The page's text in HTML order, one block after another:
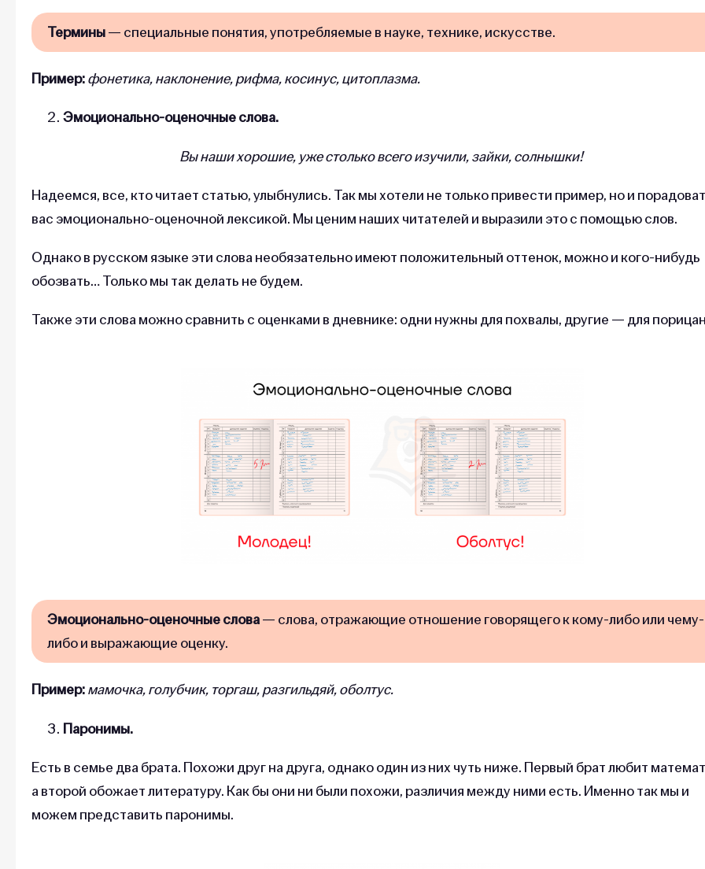
Термины— специальные понятия, употребляемые в науке, технике, искусстве.
Пример:фонетика, наклонение, рифма, косинус, цитоплазма.
Эмоционально-оценочные слова.
Вы наши хорошие, уже столько всего изучили, зайки, солнышки!
Надеемся, все, кто читает статью, улыбнулись. Так мы хотели не только привести пример, но и
вас эмоционально-оценочной лексикой. Мы ценим наших читателей и выразили это с помощью слов.
Однако в русском языке эти слова необязательно имеют положительный оттенок, можно и кого-нибудь
обозвать… Только мы так делать не будем.
Также эти слова можно сравнить с оценками в дневнике: одни нужны для похвалы, другие — для
Эмоционально-оценочные слова— слова, отражающие отношение говорящего к кому-либо или чему-
либо и выражающие оценку.
Пример:мамочка, голубчик, торгаш, разгильдяй, оболтус.
Паронимы.
Есть в семье два брата. Похожи друг на друга, однако один из них чуть ниже. Первый брат любит
а второй обожает литературу. Как бы они ни были похожи, различия между ними есть. Именно так мы и
можем представить паронимы.